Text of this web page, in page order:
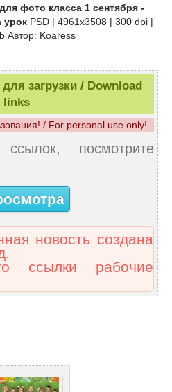
фото класса 1 сентября -
урокPSD | 4961x3508 | 300 dpi |
Автор: Koaress
загрузки / Download
links
/ For personal use only!
посмотрите
новость создана
ссылки рабочие